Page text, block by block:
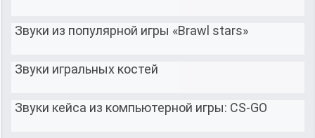
Звуки из популярной игры «Brawl stars»
Звуки игральных костей
Звуки кейса из компьютерной игры: CS-GO